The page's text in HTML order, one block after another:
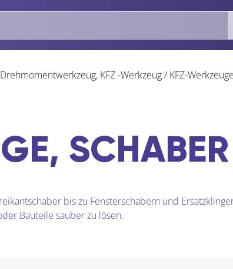
Drehmomentwerkzeug, KFZ -Werkzeug/ KFZ-
SCHABER
bis zu Fensterschabern und
Bauteile sauber zu lösen.